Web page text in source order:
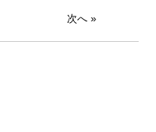
次へ »